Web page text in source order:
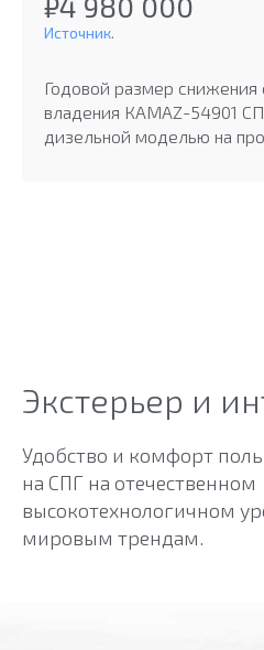
Источник.
Годовой размер снижения
владения КАМАZ-54901
дизельной моделью на
Экстерьер и
Удобство и комфорт
на СПГ на отечественном
высокотехнологичном
мировым трендам.